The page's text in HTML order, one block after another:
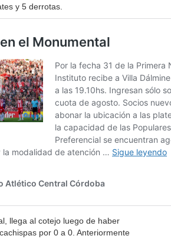
y 5 derrotas.
llega al cotejo luego de haber
por 0 a 0. Anteriormente